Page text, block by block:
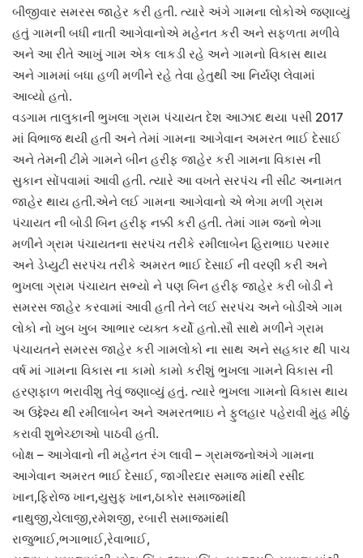
બીજીવાર સમરસ જાહેર કરી હતી. ત્યારે અંગે ગામના લોકોએ જણાવ્યું
હતું ગામની બધી નાતી આગેવાનોએ મહેનત કરી અને સફળતા મળીવે
અને આ રીતે આખું ગામ એક લાકડી રહે અને ગામનો વિકાસ થાય
અને ગામમાં બધા હળી મળીને રહે તેવા હેતુથી આ નિર્યણ લેવામાં
આવ્યો હતો.
વડગામ તાલુકાની ભુખલા ગ્રામ પંચાયત દેશ આઝાદ થયા પસી 2017
માં વિભાજ થયી હતી અને તેમાં ગામના આગેવાન અમરત ભાઈ દેસાઈ
અને તેમની ટીમે ગામને બીન હરીફ જાહેર કરી ગામના વિકાસ ની
સુકાન સોંપવામાં આવી હતી. ત્યારે આ વખતે સરપંચ ની સીટ અનામત
જાહેર થાય હતી.એને લ‌ઈ ગામના આગેવાનો એ ભેગા મળી ગ્રામ
પંચાયત ની બોડી બિન હરીફ નક્કી કરી હતી. તેમાં ગામ જનો ભેગા
મળીને ગ્રામ પંચાયતના સરપંચ તરીકે રમીલાબેન હિરાભાઇ પરમાર
અને ડેપ્યુટી સરપંચ તરીકે અમરત ભાઈ દેસાઈ ની વરણી કરી અને
ભુખલા ગ્રામ પંચાયત સભ્યો ને પણ બિન હરીફ જાહેર કરી બોડી ને
સમરસ જાહેર કરવામાં આવી હતી તેને લઈ સરપંચ અને બોડીએ ગામ
લોકો નો ખુબ ખુબ આભાર વ્યક્ત કર્યો હતો.સૌ સાથે મળીને ગ્રામ
પંચાયતને સમરસ જાહેર કરી ગામલોકો ના સાથ અને સહકાર થી પાચ
વર્ષ માં ગામના વિકાસ ના કામો કામો કરીશું ભુખલા ગામને વિકાસ ની
હરણફાળ ભરાવીશુ તેવું જણાવ્યું હતું. ત્યારે ભુખલા ગામનો વિકાસ થાય
અ ઉદ્દેશ્ય થી રમીલાબેન અને અમરતભાઇ ને ફુલહાર પહેરાવી મુંહ મીઠું
કરાવી શુભેચ્છાઓ પાઠવી હતી.
બોક્ષ – આગેવાનો ની મહેનત રંગ લાવી – ગ્રામજનોઅંગે ગામના
આગેવાન અમરત ભાઈ દેસાઈ, જાગીરદાર સમાજ માંથી રસીદ
ખાન,ફિરોજ ખાન,યુસુફ ખાન,ઠાકોર સમાજમાંથી
નાથુજી,ચેલાજી,રમેશજી, રબારી સમાજમાંથી
રાજુભાઈ,ભગાભાઈ,રેવાભાઈ,